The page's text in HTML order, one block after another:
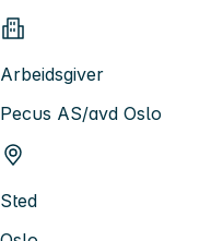
Arbeidsgiver
Pecus AS/avd Oslo
Sted